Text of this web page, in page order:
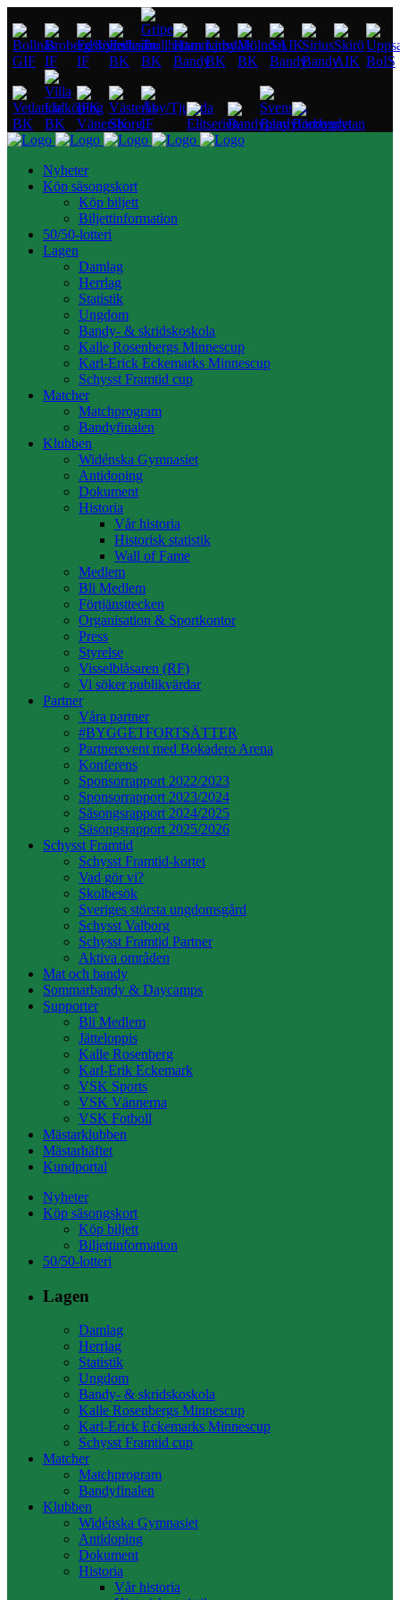
Nyheter
Köp säsongskort
Köp biljett
Biljettinformation
50/50-lotteri
Lagen
Damlag
Herrlag
Statistik
Ungdom
Bandy- & skridskoskola
Kalle Rosenbergs Minnescup
Karl-Erick Eckemarks Minnescup
Schysst Framtid cup
Matcher
Matchprogram
Bandyfinalen
Klubben
Widénska Gymnasiet
Antidoping
Dokument
Historia
Vår historia
Historisk statistik
Wall of Fame
Medlem
Bli Medlem
Förtjänsttecken
Organisation & Sportkontor
Press
Styrelse
Visselblåsaren (RF)
Vi söker publikvärdar
Partner
Våra partner
#BYGGETFORTSÄTTER
Partnerevent med Bokadero Arena
Konferens
Sponsorrapport 2022/2023
Sponsorrapport 2023/2024
Säsongsrapport 2024/2025
Säsongsrapport 2025/2026
Schysst Framtid
Schysst Framtid-kortet
Vad gör vi?
Skolbesök
Sveriges största ungdomsgård
Schysst Valborg
Schysst Framtid Partner
Aktiva områden
Mat och bandy
Sommarbandy & Daycamps
Supporter
Bli Medlem
Jätteloppis
Kalle Rosenberg
Karl-Erik Eckemark
VSK Sports
VSK Vännerna
VSK Fotboll
Mästarklubben
Mästarhäftet
Kundportal
Nyheter
Köp säsongskort
Köp biljett
Biljettinformation
50/50-lotteri
Lagen
Damlag
Herrlag
Statistik
Ungdom
Bandy- & skridskoskola
Kalle Rosenbergs Minnescup
Karl-Erick Eckemarks Minnescup
Schysst Framtid cup
Matcher
Matchprogram
Bandyfinalen
Klubben
Widénska Gymnasiet
Antidoping
Dokument
Historia
Vår historia